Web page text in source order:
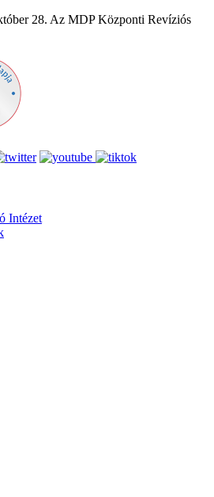
28. Az MDP Központi Revíziós
Intézet